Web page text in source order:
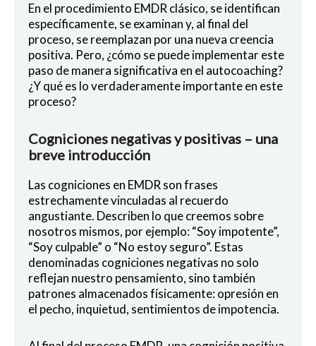
En el procedimiento EMDR clásico, se identifican
específicamente, se examinan y, al final del
proceso, se reemplazan por una nueva creencia
positiva. Pero, ¿cómo se puede implementar este
paso de manera significativa en el autocoaching?
¿Y qué es lo verdaderamente importante en este
proceso?
Cogniciones negativas y positivas – una
breve introducción
Las cogniciones en EMDR son frases
estrechamente vinculadas al recuerdo
angustiante. Describen lo que creemos sobre
nosotros mismos, por ejemplo: “Soy impotente”,
“Soy culpable” o “No estoy seguro”. Estas
denominadas cogniciones negativas no solo
reflejan nuestro pensamiento, sino también
patrones almacenados físicamente: opresión en
el pecho, inquietud, sentimientos de impotencia.